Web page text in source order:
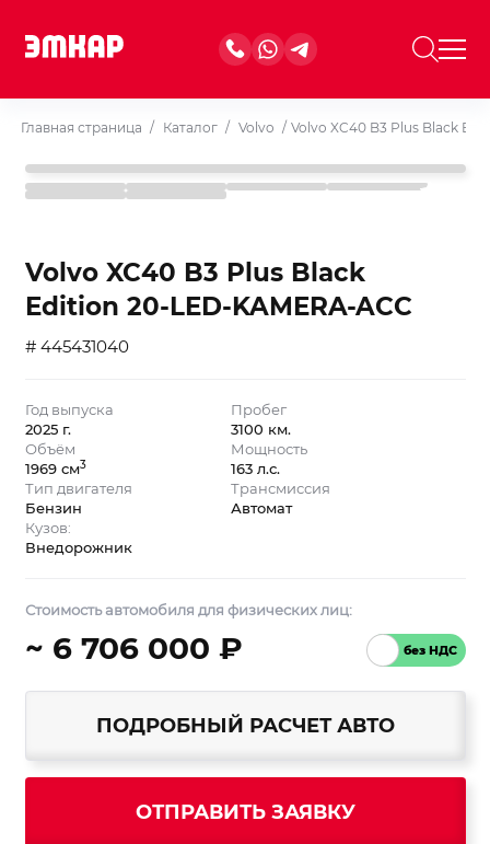
Главная страница / Каталог / Volvo / Volvo XC40 B3 Plus Black
Volvo XC40 B3 Plus Black
Edition 20-LED-KAMERA-ACC
# 445431040
Год выпуска
2025 г.
Пробег
3100 км.
Объём
1969 см3
Мощность
163 л.с.
Тип двигателя
Бензин
Трансмиссия
Автомат
Кузов:
Внедорожник
Стоимость автомобиля для физических лиц:
~ 6 706 000 ₽
ПОДРОБНЫЙ РАСЧЕТ АВТО
ОТПРАВИТЬ ЗАЯВКУ